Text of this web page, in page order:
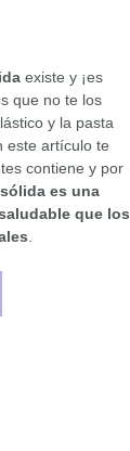
existe y ¡es
que no te los
y la pasta
este artículo te
contiene y por
es una
que los